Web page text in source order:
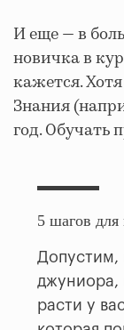
И еще — в
новичка в
кажется.
Знания
год. Обучать
5 шагов
Допустим,
джуниора,
расти у